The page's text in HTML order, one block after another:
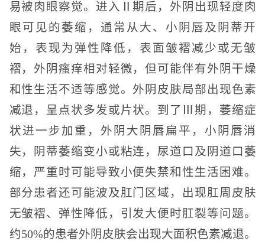
易被肉眼察觉。进入Ⅱ期后，外阴出现轻度肉
眼可见的萎缩，通常从大、小阴唇及阴蒂开
始，表现为弹性降低，表面皱褶减少或无皱
褶，外阴瘙痒相对轻微，但可能伴有外阴干燥
和性生活不适等感觉。外阴皮肤局部出现色素
减退，呈点状多发或片状。到了Ⅲ期，萎缩症
状进一步加重，外阴大阴唇扁平，小阴唇消
失，阴蒂萎缩变小或粘连，尿道口及阴道口萎
缩，严重时可能导致小便失禁和性生活困难。
部分患者还可能波及肛门区域，出现肛周皮肤
无皱褶、弹性降低，引发大便时肛裂等问题。
约50%的患者外阴皮肤会出现大面积色素减退。